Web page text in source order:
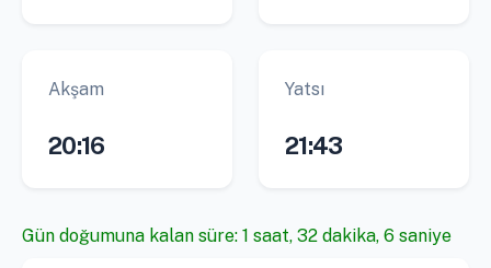
Akşam
20:16
Yatsı
21:43
Gün doğumuna kalan süre: 1 saat, 32 dakika, 6 saniye